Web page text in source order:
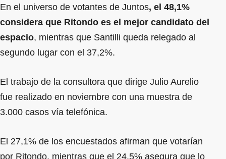
En el universo de votantes de Juntos, el 48,1%
considera que Ritondo es el mejor candidato del
espacio, mientras que Santilli queda relegado al
segundo lugar con el 37,2%.
El trabajo de la consultora que dirige Julio Aurelio
fue realizado en noviembre con una muestra de
3.000 casos vía telefónica.
El 27,1% de los encuestados afirman que votarían
por Ritondo, mientras que el 24,5% asegura que lo